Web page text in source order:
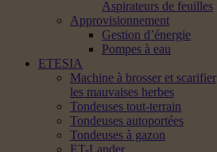
Aspirateurs de feuilles
Approvisionnement
Gestion d’énergie
Pompes à eau
ETESIA
Machine à brosser et scarifier
les mauvaises herbes
Tondeuses tout-terrain
Tondeuses autoportées
Tondeuses à gazon
ET-Lander